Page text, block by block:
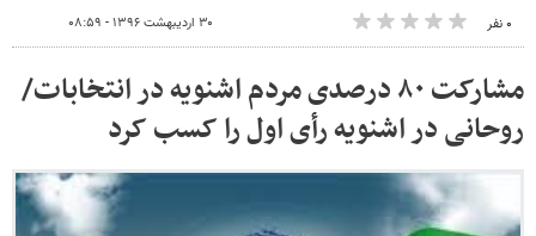
۰ نفر ۳۰ اردیبهشت ۱۳۹۶ - ۰۸:۵۹
مشارکت ۸۰ درصدی مردم اشنویه در انتخابات/
روحانی در اشنویه رأی اول را کسب کرد